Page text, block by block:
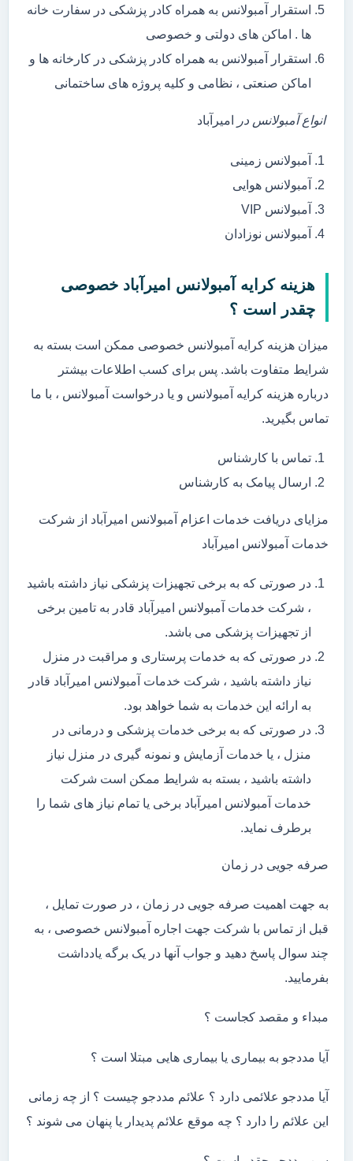
استقرار آمبولانس به همراه کادر پزشکی در سفارت خانه
ها . اماکن های دولتی و خصوصی
استقرار آمبولانس به همراه کادر پزشکی در کارخانه ها و
اماکن صنعتی ، نظامی و کلیه پروژه های ساختمانی
انواع آمبولانس در امیرآباد
آمبولانس زمینی
آمبولانس هوایی
آمبولانس VIP
آمبولانس نوزادان
هزینه کرایه آمبولانس امیرآباد خصوصی
چقدر است ؟
میزان هزینه کرایه آمبولانس خصوصی ممکن است بسته به
شرایط متفاوت باشد. پس برای کسب اطلاعات بیشتر
درباره هزینه کرایه آمبولانس و یا درخواست آمبولانس ، با ما
تماس بگیرید.
تماس با کارشناس
ارسال پیامک به کارشناس
مزایای دریافت خدمات اعزام آمبولانس امیرآباد از شرکت
خدمات آمبولانس امیرآباد
در صورتی که به برخی تجهیزات پزشکی نیاز داشته باشید
، شرکت خدمات آمبولانس امیرآباد قادر به تامین برخی
از تجهیزات پزشکی می باشد.
در صورتی که به خدمات پرستاری و مراقبت در منزل
نیاز داشته باشید ، شرکت خدمات آمبولانس امیرآباد قادر
به ارائه این خدمات به شما خواهد بود.
در صورتی که به برخی خدمات پزشکی و درمانی در
منزل ، یا خدمات آزمایش و نمونه گیری در منزل نیاز
داشته باشید ، بسته به شرایط ممکن است شرکت
خدمات آمبولانس امیرآباد برخی یا تمام نیاز های شما را
برطرف نماید.
صرفه جویی در زمان
به جهت اهمیت صرفه جویی در زمان ، در صورت تمایل ،
قبل از تماس با شرکت جهت اجاره آمبولانس خصوصی ، به
چند سوال پاسخ دهید و جواب آنها در یک برگه یادداشت
بفرمایید.
مبداء و مقصد کجاست ؟
آیا مددجو به بیماری یا بیماری هایی مبتلا است ؟
آیا مددجو علائمی دارد ؟ علائم مددجو چیست ؟ از چه زمانی
این علائم را دارد ؟ چه موقع علائم پدیدار یا پنهان می شوند ؟